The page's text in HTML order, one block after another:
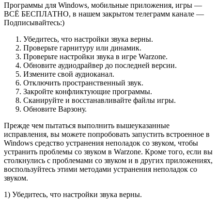
Программы для Windows, мобильные приложения, игры —
ВСЁ БЕСПЛАТНО, в нашем закрытом телеграмм канале —
Подписывайтесь:)
Убедитесь, что настройки звука верны.
Проверьте гарнитуру или динамик.
Проверьте настройки звука в игре Warzone.
Обновите аудиодрайвер до последней версии.
Измените свой аудиоканал.
Отключить пространственный звук.
Закройте конфликтующие программы.
Сканируйте и восстанавливайте файлы игры.
Обновите Варзону.
Прежде чем пытаться выполнить вышеуказанные
исправления, вы можете попробовать запустить встроенное в
Windows средство устранения неполадок со звуком, чтобы
устранить проблемы со звуком в Warzone. Кроме того, если вы
столкнулись с проблемами со звуком и в других приложениях,
воспользуйтесь этими методами устранения неполадок со
звуком.
1) Убедитесь, что настройки звука верны.